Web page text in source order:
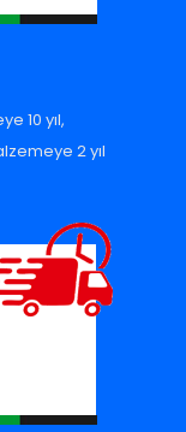
10 yıl,
2 yıl